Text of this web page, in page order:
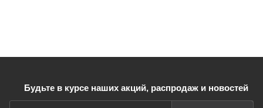
Будьте в курсе наших акций, распродаж и новостей